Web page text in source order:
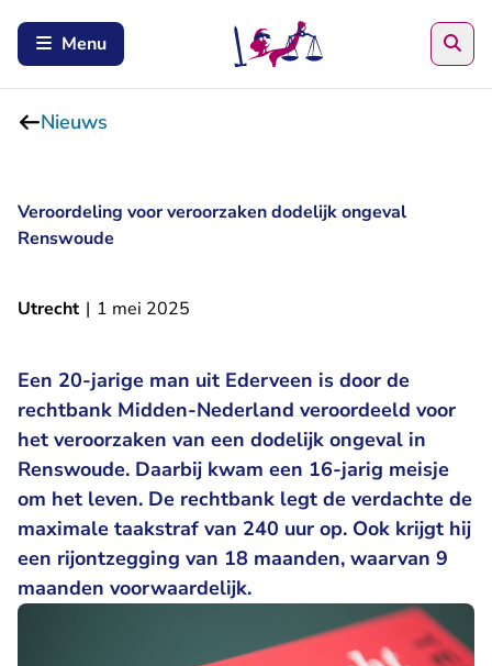
Menu
Nieuws
Veroordeling voor veroorzaken dodelijk ongeval
Renswoude
Utrecht | 1 mei 2025
Een 20-jarige man uit Ederveen is door de
rechtbank Midden-Nederland veroordeeld voor
het veroorzaken van een dodelijk ongeval in
Renswoude. Daarbij kwam een 16-jarig meisje
om het leven. De rechtbank legt de verdachte de
maximale taakstraf van 240 uur op. Ook krijgt hij
een rijontzegging van 18 maanden, waarvan 9
maanden voorwaardelijk.